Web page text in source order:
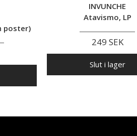
poster)
INVUNCHE
Atavismo, LP
249 SEK
Slut i lager